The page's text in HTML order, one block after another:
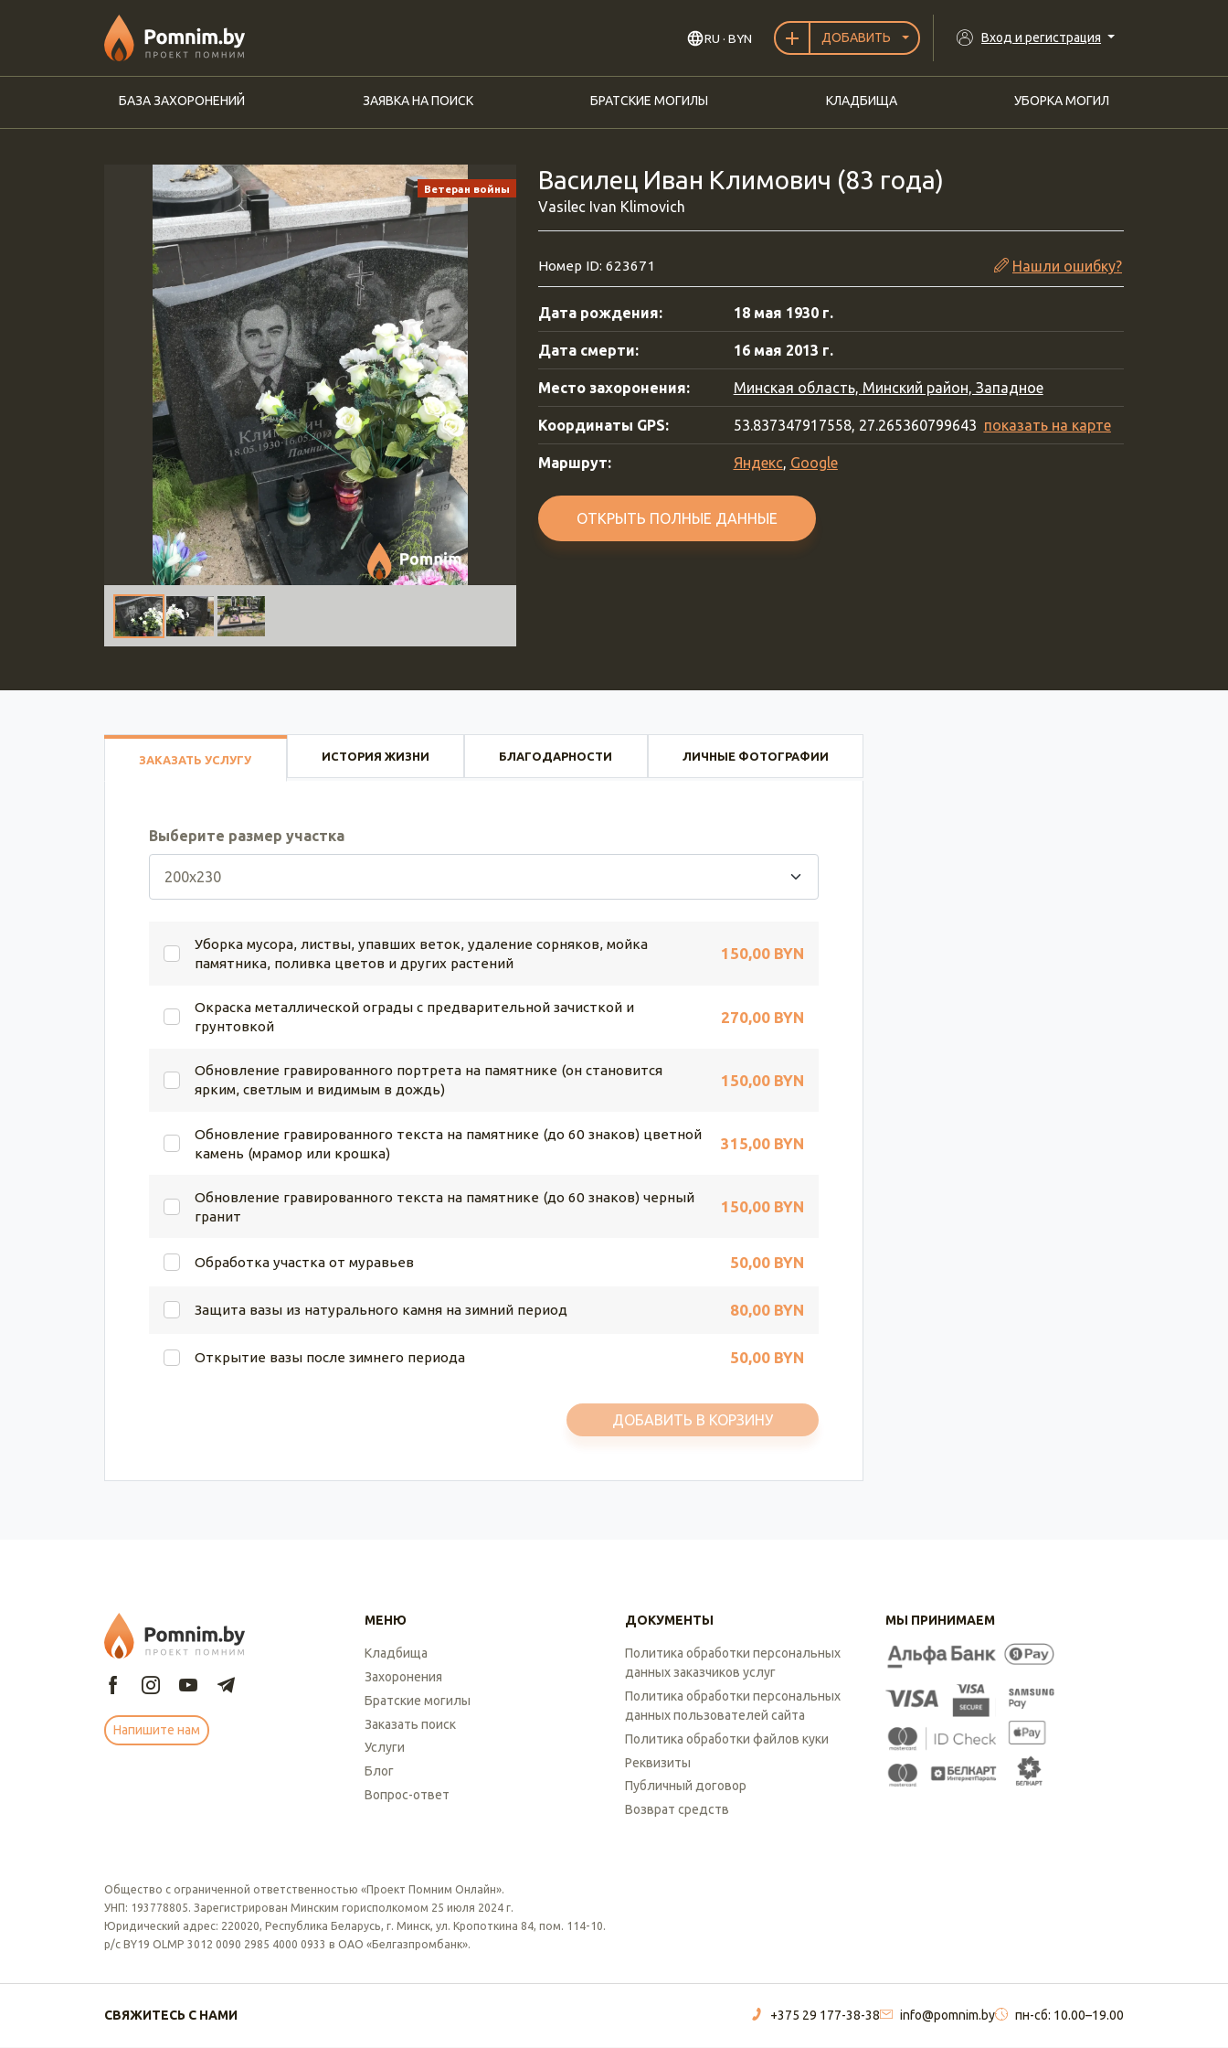
RU · BYN ДОБАВИТЬ Вход и регистрация
БАЗА ЗАХОРОНЕНИЙ ЗАЯВКА НА ПОИСК БРАТСКИЕ МОГИЛЫ КЛАДБИЩА УБОРКА МОГИЛ
Ветеран войны Василец Иван Климович (83 года)
Vasilec Ivan Klimovich
Номер ID: 623671 Нашли ошибку?
Дата рождения: 18 мая 1930 г.
Дата смерти: 16 мая 2013 г.
Место захоронения: Минская область, Минский район, Западное
Координаты GPS: 53.837347917558, 27.265360799643 показать на карте
Маршрут: Яндекс, Google
ОТКРЫТЬ ПОЛНЫЕ ДАННЫЕ
ЗАКАЗАТЬ УСЛУГУ ИСТОРИЯ ЖИЗНИ БЛАГОДАРНОСТИ ЛИЧНЫЕ ФОТОГРАФИИ
Выберите размер участка
Уборка мусора, листвы, упавших веток, удаление сорняков, мойка
памятника, поливка цветов и других растений
150,00 BYN
Окраска металлической ограды с предварительной зачисткой и
грунтовкой
270,00 BYN
Обновление гравированного портрета на памятнике (он становится
ярким, светлым и видимым в дождь)
150,00 BYN
Обновление гравированного текста на памятнике (до 60 знаков) цветной
камень (мрамор или крошка)
315,00 BYN
Обновление гравированного текста на памятнике (до 60 знаков) черный
гранит
150,00 BYN
Обработка участка от муравьев 50,00 BYN
Защита вазы из натурального камня на зимний период 80,00 BYN
Открытие вазы после зимнего периода 50,00 BYN
ДОБАВИТЬ В КОРЗИНУ
Напишите нам
МЕНЮ
Кладбища
Захоронения
Братские могилы
Заказать поиск
Услуги
Блог
Вопрос-ответ
ДОКУМЕНТЫ
Политика обработки персональных
данных заказчиков услуг
Политика обработки персональных
данных пользователей сайта
Политика обработки файлов куки
Реквизиты
Публичный договор
Возврат средств
МЫ ПРИНИМАЕМ
Общество с ограниченной ответственностью «Проект Помним Онлайн».
УНП: 193778805. Зарегистрирован Минским горисполкомом 25 июля 2024 г.
Юридический адрес: 220020, Республика Беларусь, г. Минск, ул. Кропоткина 84, пом. 114-10.
р/с BY19 OLMP 3012 0090 2985 4000 0933 в ОАО «Белгазпромбанк».
СВЯЖИТЕСЬ С НАМИ +375 29 177-38-38 info@pomnim.by пн-сб: 10.00–19.00